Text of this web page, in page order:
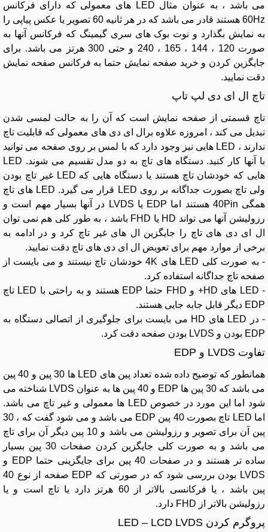
می باشد ، به عنوان مثال LED های معمولی که دارای فرکانس
60Hz هستند قادر می باشد که در هر ثانیه 60 تصویر یا عکس پیاپی را
به نمایش بگذارد و نوت بوک های سری گیمینگ که فرکانس آنها به
صورت 120 ، 144 ، 165 ، 240 و حتی 300 هرتز می باشد. برای
جایگزین کردن و خرید صفحه نمایش حتما به فرکانس صفحه نمایش
دقت نمایید.
تاچ ال ای دی لپ تاپ
تاچ قسمتی از صفحه نمایش است که آن را به حالت لمسی شدن
تبدیل می کند ، امروزه علاوه برال ای دی های معمولی که قابلیت تاچ
ندارند ، LED هایی نیز وجود دارد که با لمس بر روی صفحه می توانید
با آنها کار کنید. دستگاه های تاچ به دو مدل تقسیم می شوند. LED
هایی که خودشان تاچ هستند یا دستگاه هایی که LED غیر تاچ بودن
ولی تاچ بصورت جداگانه بر روی LED قرار می گیرد. LED های تاچ
همگی 40Pin هستند اما EDP یا LVDS در آنها بسیار مهم است و
رزولیشن آنها می تواند HD یا FHD باشد ، به طور کلی هم نمی توان
ال ای دی های تاچ را جایگزین ال های غیر تاچ کرد و در ادامه به
برخی از موارد مهم برای تعویض ال ای دی های تاچ دقت نمایید.
- به صورت کلی LED های 4K خودشان تاچ نیستند و می بایست از
صفحه تاچ جداگانه استفاده کرد.
- LED های HD+ و FHD حتما EDP هستند و به راحتی با LED تاچ
EDP دیگر قابل جابه جایی هستند.
- در LED های HD می بایست برای جلوگیری از اتصالی دستگاه به
EDP بودن و LVDS بودن صفحه دقت کرد.
تفاوت LVDS و EDP
همانطور که توضیح داده شده تعداد پین های LED ها 30 پین و 40 پین
می باشد که 30 پین ها EDP و 40 پین ها به عنوان LVDS شناخته می
شود اما این مورد در خصوص LED ها معمولی و غیر تاچ می باشد.
اما LED تاچ بصورت 40 پین EDP می باشد و می شود گفت که ، 30
پین آن برای تصویر و رزولیشن می باشد و 10 پین دیگر آن برای تاچ
می باشد و به صورت کلی جایگزین کردن صفحات 30 پین بسیار
ساده تر هستند و در صفحات 40 پین برای جایگزینی حتما EDP و
LVDS بودن بررسی شود که در صورتی که EDP صفحه از نوع 40
پین باشد ، یا فرکانسی بالاتر از 60 هرتز دارد یا تاچ است و یا
رزولیشن بالاتر از FHD دارد.
پروگرم کردن LED – LCD LVDS